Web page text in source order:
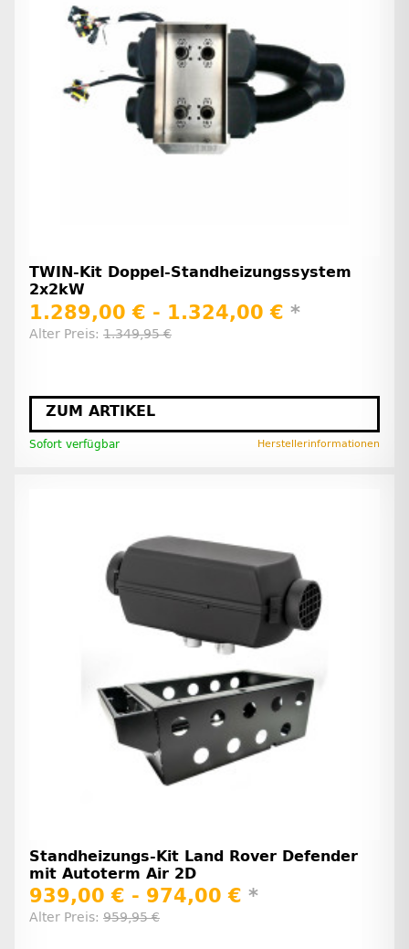
TWIN-Kit Doppel-Standheizungssystem
2x2kW
1.289,00 € - 1.324,00 € *
Alter Preis: 1.349,95 €
ZUM ARTIKEL
Sofort verfügbar Herstellerinformationen
Standheizungs-Kit Land Rover Defender
mit Autoterm Air 2D
939,00 € - 974,00 € *
Alter Preis: 959,95 €